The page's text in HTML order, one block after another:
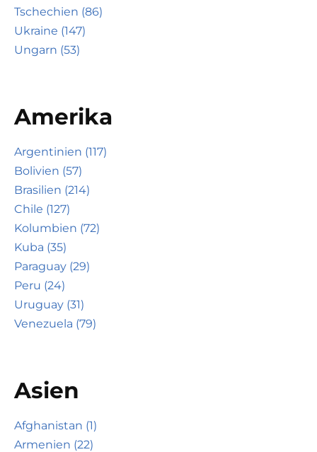
Tschechien (86)
Ukraine (147)
Ungarn (53)
Amerika
Argentinien (117)
Bolivien (57)
Brasilien (214)
Chile (127)
Kolumbien (72)
Kuba (35)
Paraguay (29)
Peru (24)
Uruguay (31)
Venezuela (79)
Asien
Afghanistan (1)
Armenien (22)